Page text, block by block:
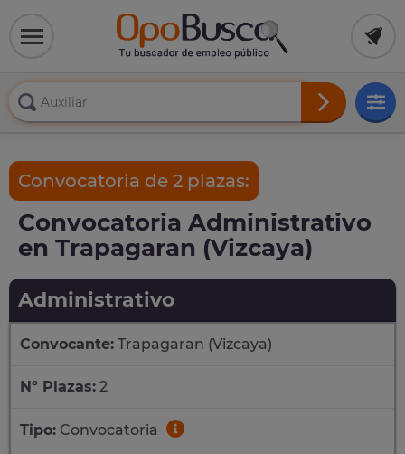
Convocatoria de 2 plazas:
Convocatoria Administrativo
en Trapagaran (Vizcaya)
Administrativo
Convocante: Trapagaran (Vizcaya)
Nº Plazas: 2
Tipo: Convocatoria